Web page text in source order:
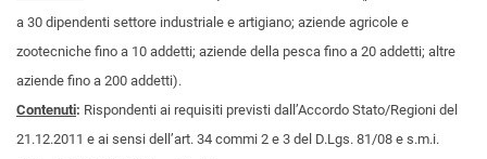
a 30 dipendenti settore industriale e artigiano; aziende agricole e
zootecniche fino a 10 addetti; aziende della pesca fino a 20 addetti; altre
aziende fino a 200 addetti).
Contenuti: Rispondenti ai requisiti previsti dall’Accordo Stato/Regioni del
21.12.2011 e ai sensi dell’art. 34 commi 2 e 3 del D.Lgs. 81/08 e s.m.i.